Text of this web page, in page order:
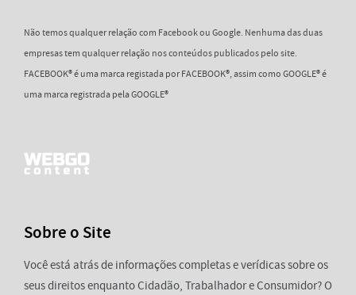
Não temos qualquer relação com Facebook ou Google. Nenhuma das duas
empresas tem qualquer relação nos conteúdos publicados pelo site.
FACEBOOK® é uma marca registada por FACEBOOK®, assim como GOOGLE® é
uma marca registrada pela GOOGLE®
Sobre o Site
Você está atrás de informações completas e verídicas sobre os
seus direitos enquanto Cidadão, Trabalhador e Consumidor? O